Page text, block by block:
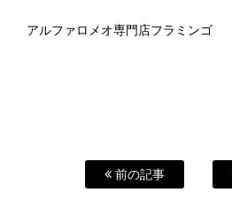
アルファロメオ専門店フラミンゴ
前の記事